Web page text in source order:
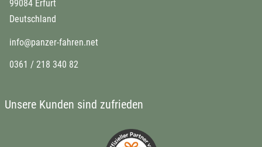
99084 Erfurt
Deutschland
info@panzer-fahren.net
0361 / 218 340 82
Unsere Kunden sind zufrieden